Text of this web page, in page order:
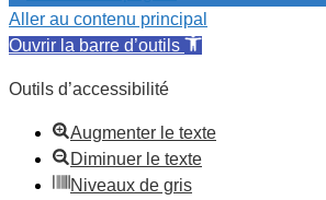
Aller au contenu principal
Ouvrir la barre d’outils
Outils d’accessibilité
Augmenter le texte
Diminuer le texte
Niveaux de gris